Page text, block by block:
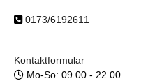
0173/6192611
Kontaktformular
Mo-So: 09.00 - 22.00